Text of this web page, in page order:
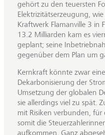
gehört zu den teuersten
Elektrizitätserzeugung,
Kraftwerk Flamanville 3 in
13.2 Milliarden kam es
geplant; seine
gegenüber dem Plan um
Kernkraft könnte zwar
Dekarbonisierung der
Umsetzung der globalen
sie allerdings viel zu spät.
mit Risiken verbunden,
somit die
aufkommen. Ganz